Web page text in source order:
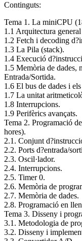
Continguts:
Tema 1. La miniCPU
1.1 Arquitectura
1.2 Fetch i decoding
1.3 La Pila (stack).
1.4 Execució
1.5 Memòria de dades,
Entrada/Sortida.
1.6 El bus de dades i
1.7 La unitat
1.8 Interrupcions.
1.9 Perifèrics avançats.
Tema 2. Programació
hores).
2.1. Conjunt
2.2. Ports d?entrada/
2.3. Oscil·lador.
2.4. Interrupcions.
2.5. Timer 0.
2.6. Memòria de
2.7. Memòria de dades.
2.8. Programació en
Tema 3. Disseny i
3.1. Metodologia de
3.2. Disseny i